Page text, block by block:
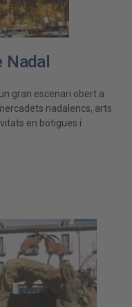
Nadal
gran escenari obert a
nadalencs, arts
en botigues i